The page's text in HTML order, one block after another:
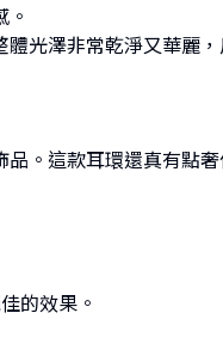
光澤非常乾淨又華麗
。這款耳環還真有點奢
的效果。